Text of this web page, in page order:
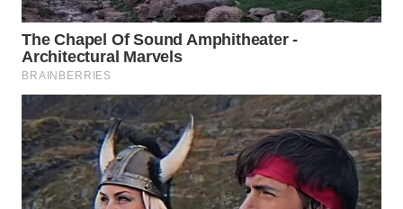
WN
KALSEL
KALTIM
WN
SULSEL